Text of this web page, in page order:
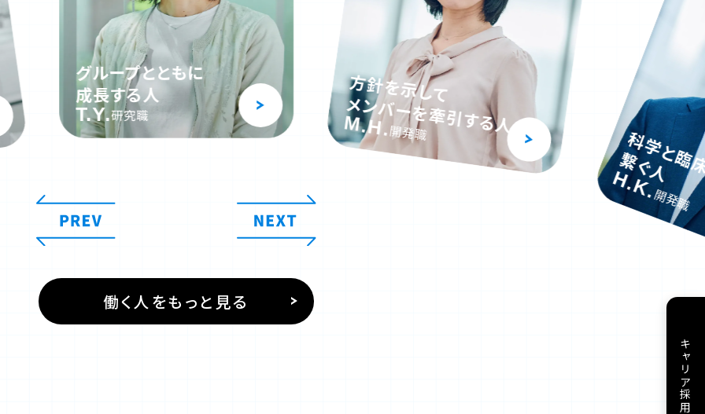
方針を示して
メンバーを牽引する人
M.H.開発職
科学と臨床現場を
繋ぐ人
H.K.開発職 品質を
「作り込む
K.F.製造技
働く人をもっと見る
キャリア採用